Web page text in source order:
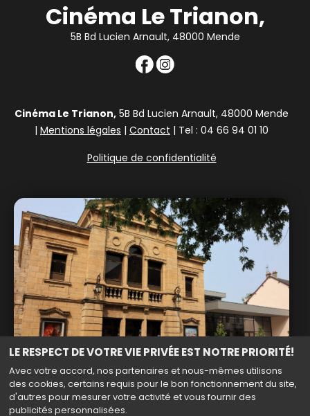
LE RESPECT DE VOTRE VIE PRIVÉE EST NOTRE PRIORITÉ!
Avec votre accord, nos partenaires et nous-mêmes utilisons
des cookies, certains requis pour le bon fonctionnement du site,
d'autres pour mesurer votre activité et vous fournir des
publicités personnalisées.
Cinéma Le Trianon,
5B Bd Lucien Arnault, 48000 Mende
Cinéma Le Trianon, 5B Bd Lucien Arnault, 48000 Mende
| Mentions légales | Contact | Tel : 04 66 94 01 10
Politique de confidentialité